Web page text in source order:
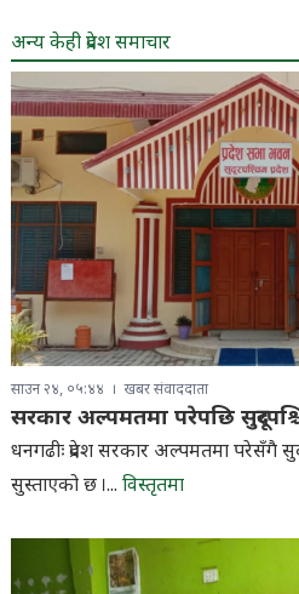
अन्य केही प्रदेश समाचार
साउन २४, ०५:४४ खबर संवाददाता
सरकार अल्पमतमा परेपछि
धनगढीः प्रदेश सरकार अल्पमतमा परेसँगै
सुस्ताएको छ ।... विस्तृतमा